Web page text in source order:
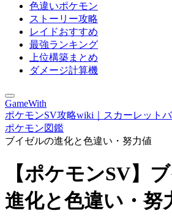
色違いポケモン
ストーリー攻略
レイドおすすめ
最強ランキング
上位構築まとめ
ダメージ計算機
GameWith
ポケモンSV攻略wiki｜スカーレット
ポケモン図鑑
ブイゼルの進化と色違い・努力値
【ポケモンSV】
進化と色違い・努